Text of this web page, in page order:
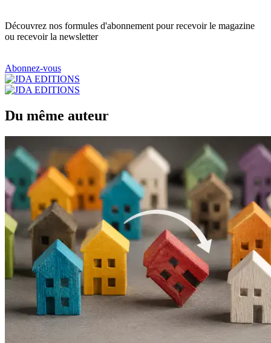
Découvrez nos formules d'abonnement pour recevoir le magazine
ou recevoir la newsletter
Abonnez-vous
Du même auteur